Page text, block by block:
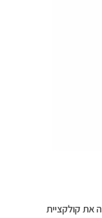
את קולקציית